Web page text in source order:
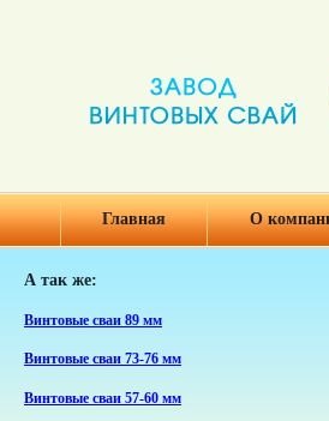
Главная О
А так же:
Винтовые сваи 89 мм
Винтовые сваи 73-76 мм
Винтовые сваи 57-60 мм